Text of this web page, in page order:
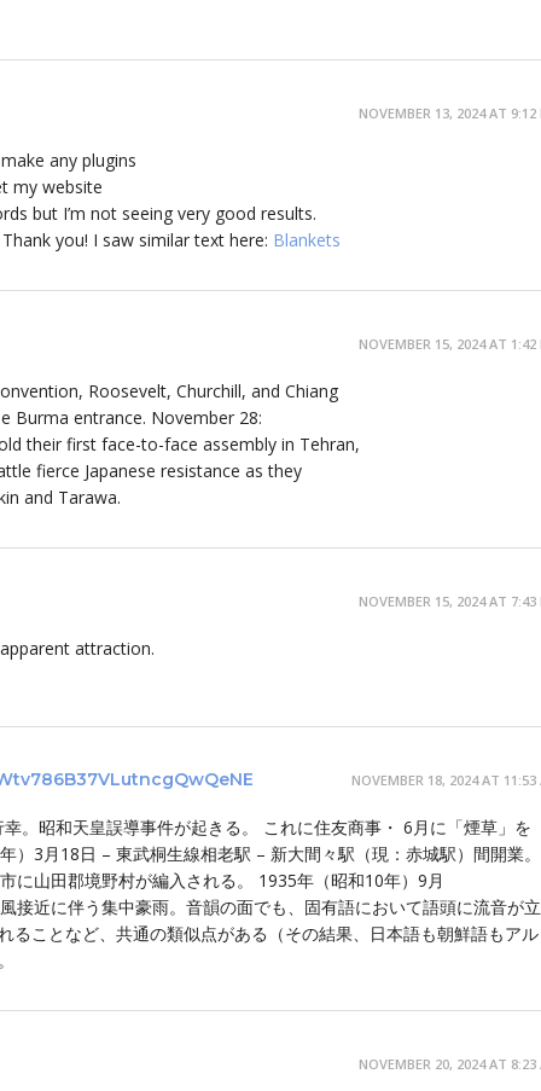
NOVEMBER 13, 2024 AT 9:12
any plugins
my website
but I’m not seeing very good results.
you! I saw similar text here: Blankets
NOVEMBER 15, 2024 AT 1:42
Roosevelt, Churchill, and Chiang
Burma entrance. November 28:
their first face-to-face assembly in Tehran,
fierce Japanese resistance as they
and Tarawa.
NOVEMBER 15, 2024 AT 7:43
attraction.
NOVEMBER 18, 2024 AT 11:53
。昭和天皇誤導事件が起きる。 これに住友商事・ 6月に「煙草」を
）3月18日 – 東武桐生線相老駅 – 新大間々駅（現：赤城駅）間開業。
に山田郡境野村が編入される。 1935年（昭和10年）9月
接近に伴う集中豪雨。音韻の面でも、固有語において語頭に流音が
ることなど、共通の類似点がある（その結果、日本語も朝鮮語もアル
NOVEMBER 20, 2024 AT 8:23